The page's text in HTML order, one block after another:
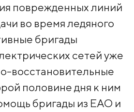
поврежденных линий
во время ледяного
бригады
сетей уже
восстановительные
половине дня к ним
бригады из ЕАО и